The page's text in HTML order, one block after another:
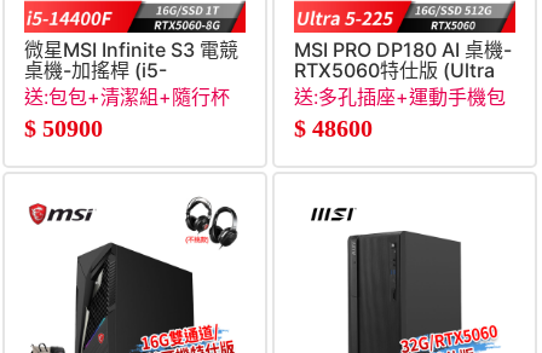
微星MSI Infinite S3 電競
桌機-加搖桿 (i5-
14400F&#47;16G&#47;1T
SSD&#47;RTX5060-
8G&#47;Win11)
送:包包+清潔組+隨行杯
+RJ45轉接線
$ 50900
MSI PRO DP180 AI 桌機-
RTX5060特仕版 (Ultra
5-
送:多孔插座+運動手機包
$ 48600